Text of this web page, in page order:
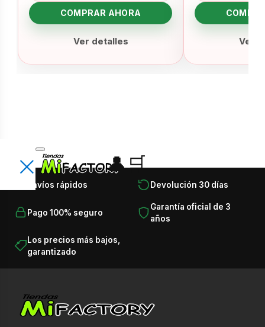
COMPRAR AHORA
Ver detalles Ver
× 👤🛒
T
d
Encuentra lo que necesitas en
segundos
Busca productos, categorías, marcas, ofertas y
recomendaciones.
⌕
Recomendaciones para comprar más rápido
Envíos rápidos Devolución 30 días
Pago 100% seguro
Garantía oficial de 3
años
Los precios más bajos,
garantizado